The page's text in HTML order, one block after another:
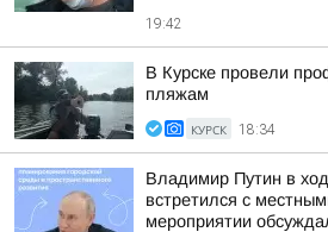
19:42
В Курске провели
пляжам
КУРСК 18:34
Владимир Путин в
встретился с
мероприятии